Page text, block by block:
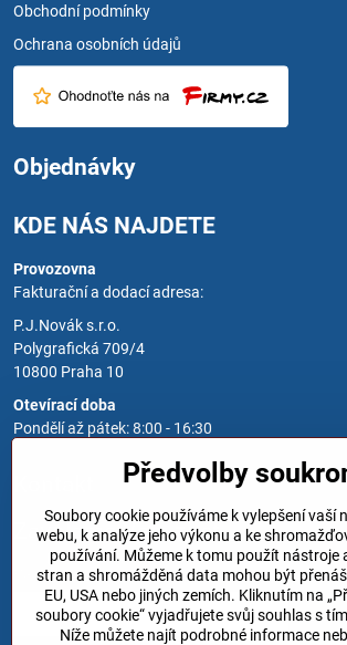
Obchodní podmínky
Ochrana osobních údajů
Objednávky
KDE NÁS NAJDETE
Provozovna
Fakturační a dodací adresa:
P.J.Novák s.r.o.
Polygrafická 709/4
10800 Praha 10
Otevírací doba
Pondělí až pátek: 8:00 - 16:30
Zavoláme Vám zpět
Váš telefon*
Předvolby
Soubory cookie používáme k vylepšení vaší
webu, k analýze jeho výkonu a ke
používání. Můžeme k tomu použít nástroje
stran a shromážděná data mohou být
EU, USA nebo jiných zemích. Kliknutím na
soubory cookie“ vyjadřujete svůj souhlas s
Níže můžete najít podrobné informace